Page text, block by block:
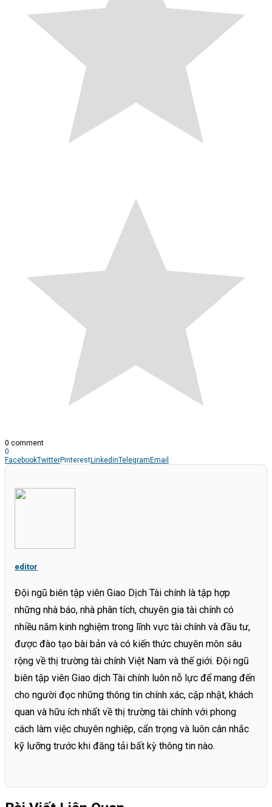
0 comment
0
FacebookTwitterPinterestLinkedinTelegramEmail
editor
Đội ngũ biên tập viên Giao Dịch Tài chính là tập hợp
những nhà báo, nhà phân tích, chuyên gia tài chính có
nhiều năm kinh nghiệm trong lĩnh vực tài chính và đầu tư,
được đào tạo bài bản và có kiến thức chuyên môn sâu
rộng về thị trường tài chính Việt Nam và thế giới. Đội ngũ
biên tập viên Giao dịch Tài chính luôn nỗ lực để mang đến
cho người đọc những thông tin chính xác, cập nhật, khách
quan và hữu ích nhất về thị trường tài chính với phong
cách làm việc chuyên nghiệp, cẩn trọng và luôn cân nhắc
kỹ lưỡng trước khi đăng tải bất kỳ thông tin nào.